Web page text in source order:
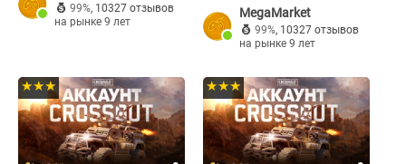
99%, 10327 отзывов
на рынке 9 лет
MegaMarket
99%, 10327 отзывов
на рынке 9 лет
★★★ ★★★